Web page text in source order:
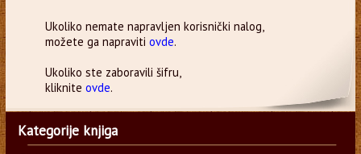
Ukoliko nemate napravljen korisnički nalog,
možete ga napraviti ovde.
Ukoliko ste zaboravili šifru,
kliknite ovde.
Kategorije knjiga